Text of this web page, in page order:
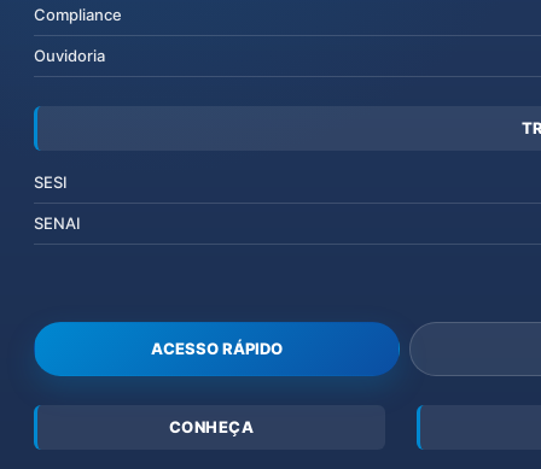
Compliance
Ouvidoria
SESI
SENAI
ACESSO RÁPIDO
CONHEÇA